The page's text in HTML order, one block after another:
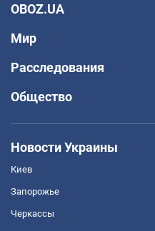
OBOZ.UA
Мир
Расследования
Общество
Новости Украины
Киев
Запорожье
Черкассы